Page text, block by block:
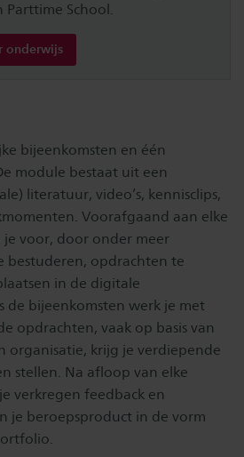
Parttime School.
onderwijs
bijeenkomsten en één
module bestaat uit een
literatuur, video’s, kennisclips,
Voorafgaand aan elke
voor, door onder meer
bestuderen, opdrachten te
in de digitale
de bijeenkomsten werk je met
opdrachten, vaak op basis van
organisatie, krijg je verdiepende
stellen. Na afloop van elke
verkregen feedback en
je beroepsproduct in de vorm